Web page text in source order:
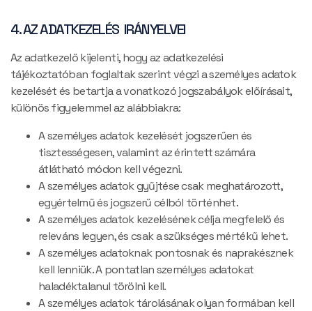
4. AZ ADATKEZELÉS IRÁNYELVEI
Az adatkezelő kijelenti, hogy az adatkezelési
tájékoztatóban foglaltak szerint végzi a személyes adatok
kezelését és betartja a vonatkozó jogszabályok előírásait,
különös figyelemmel az alábbiakra:
A személyes adatok kezelését jogszerűen és
tisztességesen, valamint az érintett számára
átlátható módon kell végezni.
A személyes adatok gyűjtése csak meghatározott,
egyértelmű és jogszerű célból történhet.
A személyes adatok kezelésének célja megfelelő és
releváns legyen, és csak a szükséges mértékű lehet.
A személyes adatoknak pontosnak és naprakésznek
kell lenniük. A pontatlan személyes adatokat
haladéktalanul törölni kell.
A személyes adatok tárolásának olyan formában kell